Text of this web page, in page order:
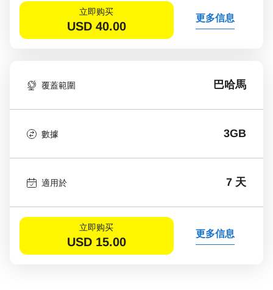
立即购买
USD 40.00
更多信息
覆蓋範圍 巴哈馬
數據 3GB
適用於 7 天
立即购买
USD 15.00
更多信息